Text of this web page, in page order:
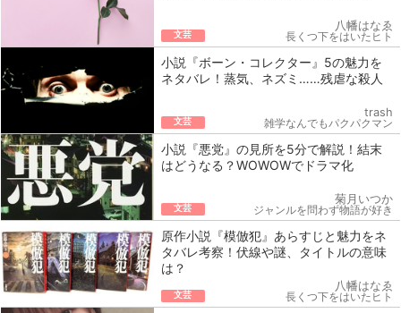
文芸
八幡はなゑ
長くつ下をはいたヒト
小説『ボーン・コレクター』5の魅力を
ネタバレ！蒸気、ネズミ……残虐な殺人
文芸
trash
雑学なんでもパクパクマン
小説『悪党』の見所を5分で解説！結末
はどうなる？WOWOWでドラマ化
文芸
菊月いつか
ジャンルを問わず物語が好き
原作小説『模倣犯』あらすじと魅力をネ
タバレ考察！伏線や謎、タイトルの意味
は？
文芸
八幡はなゑ
長くつ下をはいたヒト